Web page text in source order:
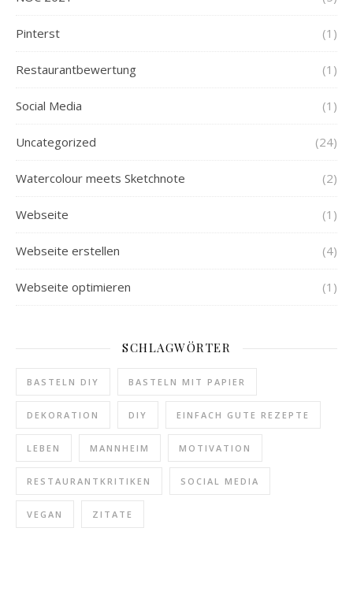
Pinterst (1)
Restaurantbewertung (1)
Social Media (1)
Uncategorized (24)
Watercolour meets Sketchnote (2)
Webseite (1)
Webseite erstellen (4)
Webseite optimieren (1)
SCHLAGWÖRTER
BASTELN DIY BASTELN MIT PAPIER
DEKORATION DIY EINFACH GUTE REZEPTE
LEBEN MANNHEIM MOTIVATION
RESTAURANTKRITIKEN SOCIAL MEDIA
VEGAN ZITATE